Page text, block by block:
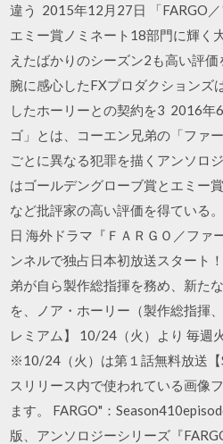
違う 2015年12月27日 「FARGO
エミー賞ノミネート18部門に輝く
えたばかりのシーズン2も高い評
腕に感心したFXプロダクションズ
したホーリーとの契約を3 2016年
ゴ」とは、コーエン兄弟の「ファ
ごとに異なる犯罪を描くアンソロ
はゴールデングローブ賞とエミー
など批評家の高い評価を得ている
日 海外ドラマ『ＦＡＲＧＯ／ファ
ンネルで独占日本初放送スタート
弟が自ら製作総指揮を務め、新た
を、ノア・ホーリー（製作総指揮
レミアム】 10/24（火）より 毎週
※10/24（火）は第１話無料放送【
スリリース内で使われている画像
ます。 FARGO"：
版、アンソロジーシリーズ『